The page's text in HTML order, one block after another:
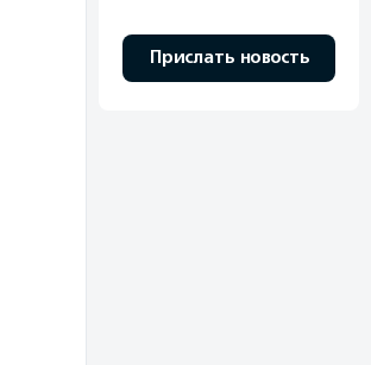
Прислать новость